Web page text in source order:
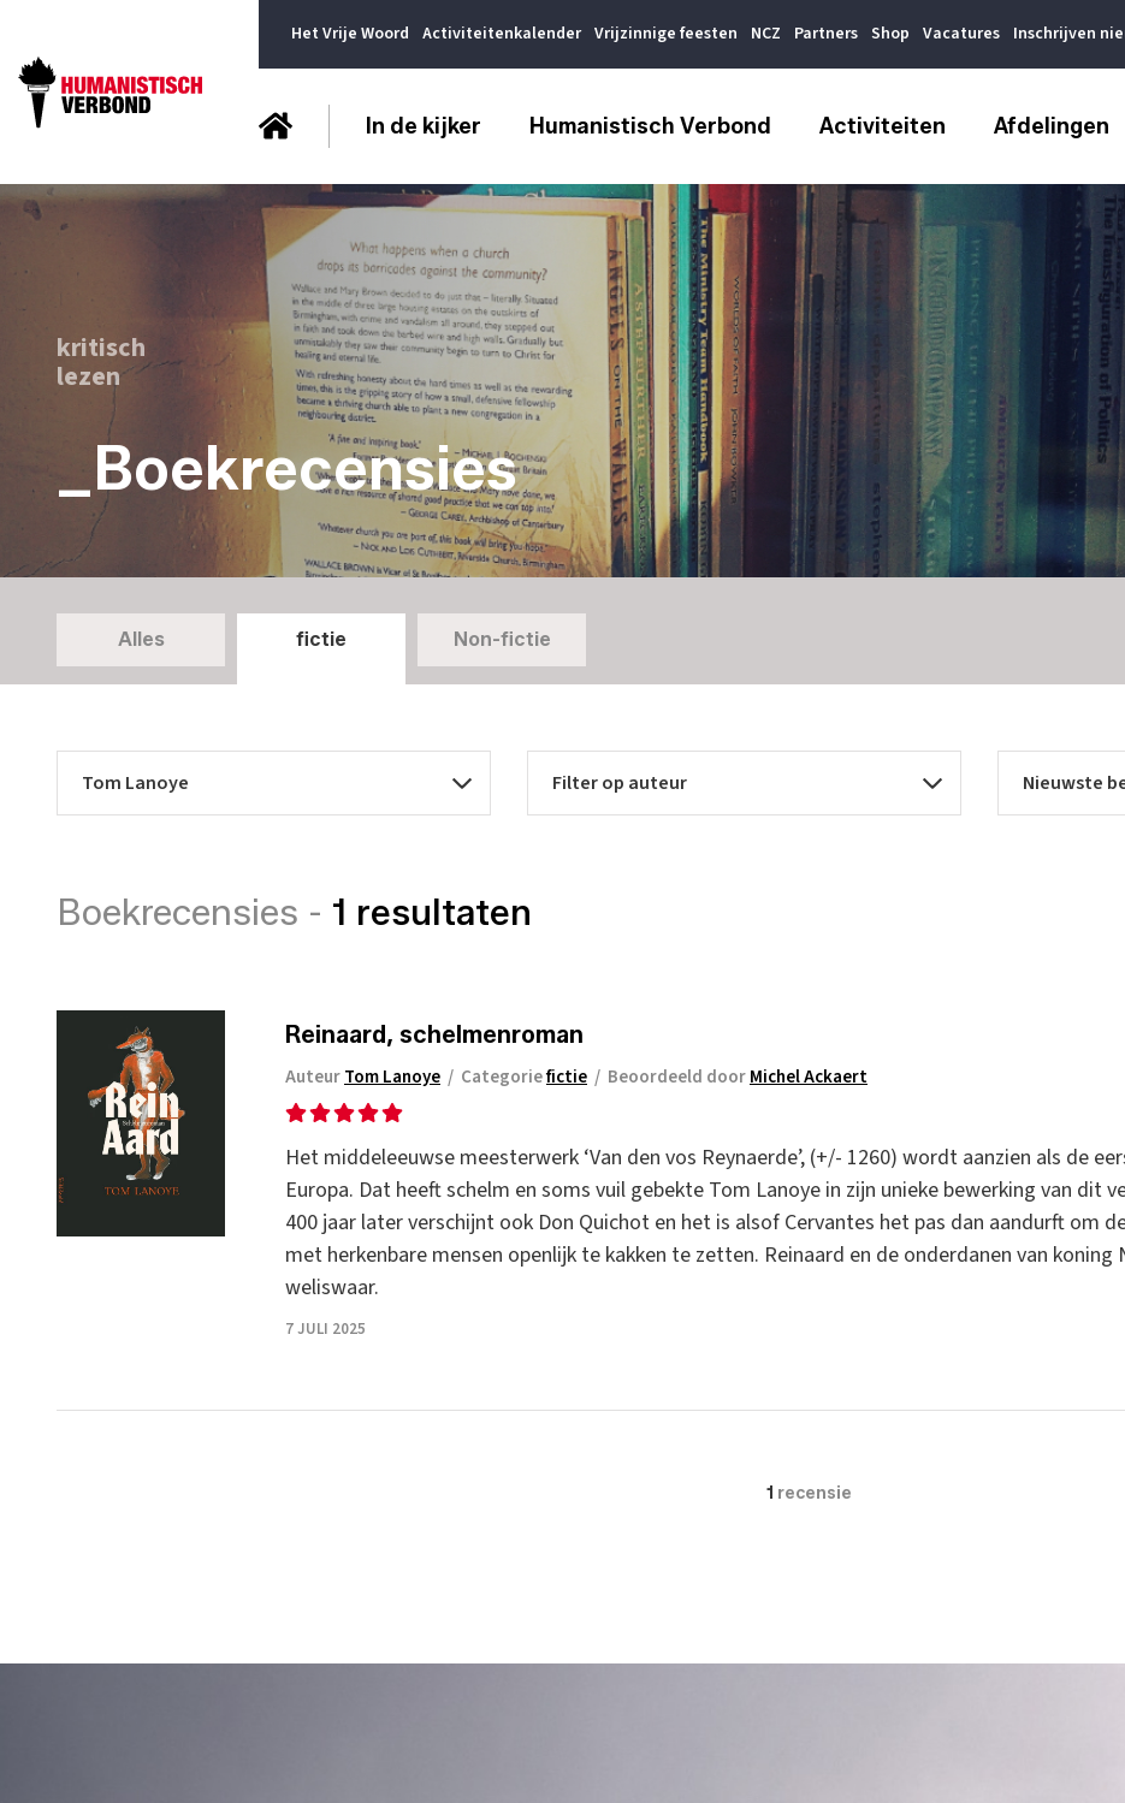
Het Vrije Woord Activiteitenkalender Vrijzinnige feesten NCZ Partners Shop Vacatures Inschrijven
In de kijker Humanistisch Verbond Activiteiten Afdelingen
kritisch
lezen
_Boekrecensies
Alles fictie Non-fictie
Boekrecensies - 1 resultaten
Reinaard, schelmenroman
AuteurTom Lanoye / Categoriefictie / Beoordeeld doorMichel Ackaert
Het middeleeuwse meesterwerk ‘Van den vos Reynaerde’, (+/- 1260) wordt aanzien als de
Europa. Dat heeft schelm en soms vuil gebekte Tom Lanoye in zijn unieke bewerking van dit
400 jaar later verschijnt ook Don Quichot en het is alsof Cervantes het pas dan aandurft om
met herkenbare mensen openlijk te kakken te zetten. Reinaard en de onderdanen van
weliswaar.
7 JULI 2025
1 recensie